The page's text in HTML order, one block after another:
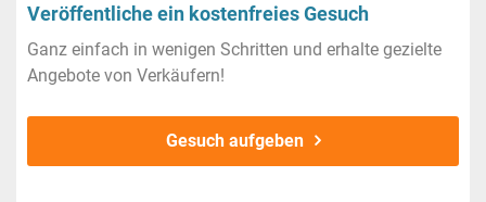
Veröffentliche ein kostenfreies Gesuch
Ganz einfach in wenigen Schritten und erhalte gezielte
Angebote von Verkäufern!
Gesuch aufgeben